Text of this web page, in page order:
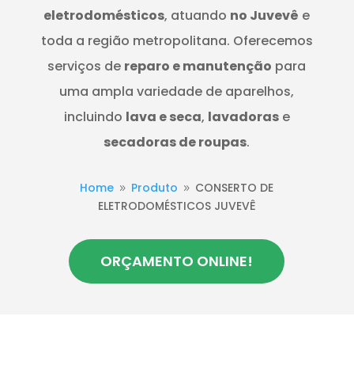
eletrodomésticos, atuando no Juvevê e
toda a região metropolitana. Oferecemos
serviços de reparo e manutenção para
uma ampla variedade de aparelhos,
incluindo lava e seca, lavadorase
secadoras de roupas.
Home 9 Produto 9 CONSERTO DE
ELETRODOMÉSTICOS JUVEVÊ
ORÇAMENTO ONLINE!